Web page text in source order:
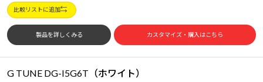
比較リストに追加
製品を詳しくみる カスタマイズ・購入はこちら
G TUNE DG-I5G6T（ホワイト）